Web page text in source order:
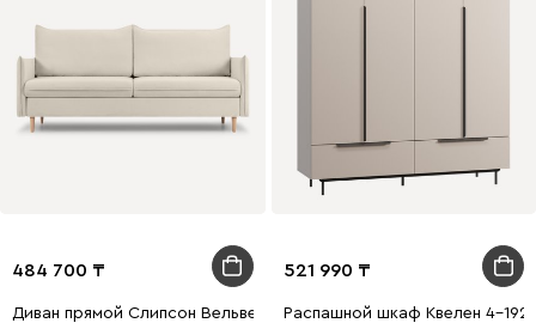
484 700
Диван прямой Слипсон Вельвет Молочный
521 990
Распашной шкаф Квелен 4-